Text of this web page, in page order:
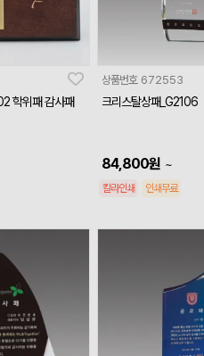
학위패 감사패
상품번호 672553
크리스탈상패_G2106
84,800원 ~
칼라인쇄 인쇄무료